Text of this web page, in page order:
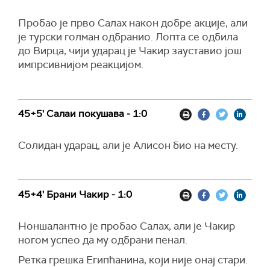
Пробао је прво Салах након добре акције, али
је турски голман одбранио. Лопта се одбила
до Вирца, чији ударац је Чакир зауставио још
импрсивнијом реакцијом.
45+5' Салаи покушава - 1:0
Солидан ударац, али је Алисон био на месту.
45+4' Брани Чакир - 1:0
Ноншалантно је пробао Салах, али је Чакир
ногом успео да му одбрани пенал.
Ретка грешка Египћанина, који није онај стари.